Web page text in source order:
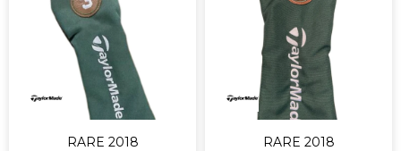
RARE 2018
RARE 2018